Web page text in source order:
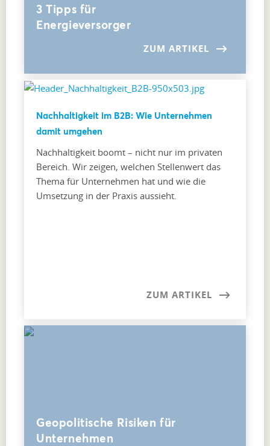
3 Tipps für
Energieversorger
ZUM ARTIKEL
Nachhaltigkeit im B2B: Wie Unternehmen
damit umgehen
Nachhaltigkeit boomt – nicht nur im privaten
Bereich. Wir zeigen, welchen Stellenwert das
Thema für Unternehmen hat und wie die
Umsetzung in der Praxis aussieht.
ZUM ARTIKEL
Geopolitische Risiken für
Unternehmen